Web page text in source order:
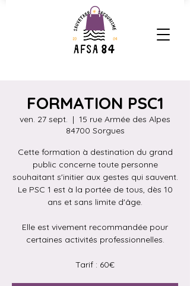
FORMATION PSC1
ven. 27 sept.
  |
15 rue Armée des Alpes
84700 Sorgues
Cette formation à destination du grand
public concerne toute personne
souhaitant s'initier aux gestes qui sauvent.
Le PSC 1 est à la portée de tous, dès 10
ans et sans limite d'âge.
Elle est vivement recommandée pour
certaines activités professionnelles.
Tarif : 60€